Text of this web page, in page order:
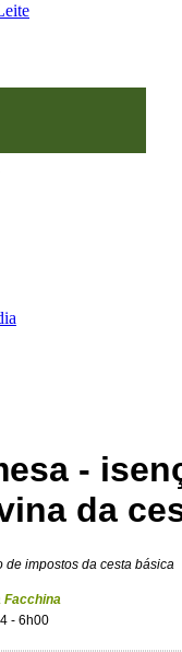
-
da
de impostos da cesta básica
Facchina
- 6h00